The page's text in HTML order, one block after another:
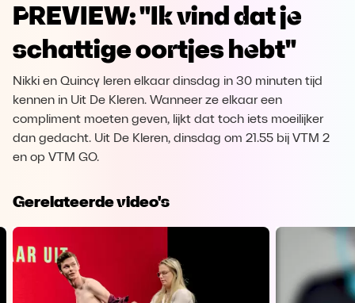
Microsoft Edge Download
Opera Download
PREVIEW: "Ik vind dat je
schattige oortjes hebt"
Nikki en Quincy leren elkaar dinsdag in 30 minuten tijd
kennen in Uit De Kleren. Wanneer ze elkaar een
compliment moeten geven, lijkt dat toch iets moeilijker
dan gedacht. Uit De Kleren, dinsdag om 21.55 bij VTM 2
en op VTM GO.
Gerelateerde video's